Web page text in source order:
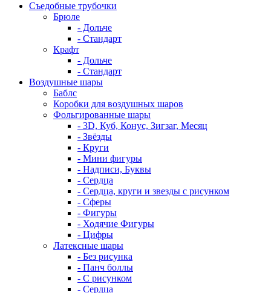
Съедобные трубочки
Брюле
- Дольче
- Стандарт
Крафт
- Дольче
- Стандарт
Воздушные шары
Баблс
Коробки для воздушных шаров
Фольгированные шары
- 3D, Куб, Конус, Зигзаг, Месяц
- Звёзды
- Круги
- Мини фигуры
- Надписи, Буквы
- Сердца
- Сердца, круги и звезды с рисунком
- Сферы
- Фигуры
- Ходячие Фигуры
- Цифры
Латексные шары
- Без рисунка
- Панч боллы
- С рисунком
- Сердца